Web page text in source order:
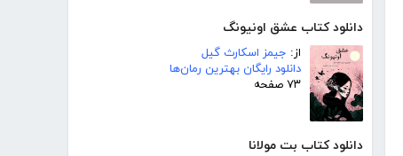
دانلود کتاب عشق اونیونگ
از: جیمز اسکارث گیل
دانلود رایگان بهترین رمان‌ها
۷۳ صفحه
دانلود کتاب بت مولانا